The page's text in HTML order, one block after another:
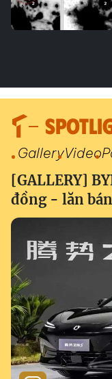
GalleryVideo
[GALLERY]
đồng - lăn